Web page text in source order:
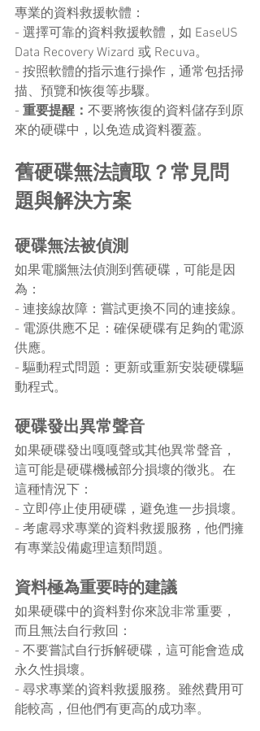
專業的資料救援軟體：
- 選擇可靠的資料救援軟體，如 EaseUS
Data Recovery Wizard 或 Recuva。
- 按照軟體的指示進行操作，通常包括掃
描、預覽和恢復等步驟。
- 重要提醒： 不要將恢復的資料儲存到原
來的硬碟中，以免造成資料覆蓋。
舊硬碟無法讀取？常見問
題與解決方案
硬碟無法被偵測
如果電腦無法偵測到舊硬碟，可能是因
為：
- 連接線故障：嘗試更換不同的連接線。
- 電源供應不足：確保硬碟有足夠的電源
供應。
- 驅動程式問題：更新或重新安裝硬碟驅
動程式。
硬碟發出異常聲音
如果硬碟發出嘎嘎聲或其他異常聲音，
這可能是硬碟機械部分損壞的徵兆。在
這種情況下：
- 立即停止使用硬碟，避免進一步損壞。
- 考慮尋求專業的資料救援服務，他們擁
有專業設備處理這類問題。
資料極為重要時的建議
如果硬碟中的資料對你來說非常重要，
而且無法自行救回：
- 不要嘗試自行拆解硬碟，這可能會造成
永久性損壞。
- 尋求專業的資料救援服務。雖然費用可
能較高，但他們有更高的成功率。